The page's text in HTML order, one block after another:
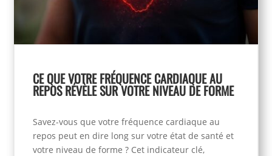
CE QUE VOTRE FRÉQUENCE CARDIAQUE AU
REPOS RÉVÈLE SUR VOTRE NIVEAU DE FORME
Savez-vous que votre fréquence cardiaque au
repos peut en dire long sur votre état de santé et
votre niveau de forme ? Cet indicateur clé,